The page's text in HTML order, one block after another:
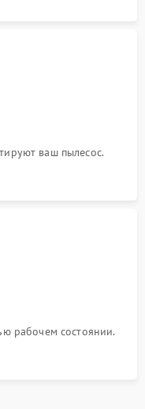
ваш пылесос.
рабочем состоянии.